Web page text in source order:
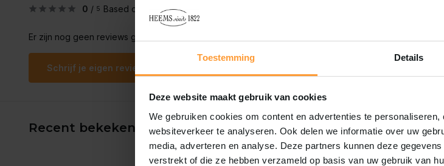
Toestemming Details
Deze website maakt gebruik van cookies
We gebruiken cookies om content en advertenties te
websiteverkeer te analyseren. Ook delen we informatie over uw
media, adverteren en analyse. Deze partners kunnen deze
verstrekt of die ze hebben verzameld op basis van uw gebruik van
0 / 5 Based on 0 reviews
Er zijn nog geen reviews geschreven over dit product..
Schrijf je eigen review
Recent bekeken